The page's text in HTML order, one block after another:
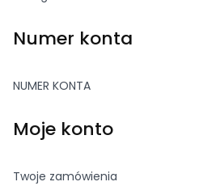
Numer konta
NUMER KONTA
Moje konto
Twoje zamówienia